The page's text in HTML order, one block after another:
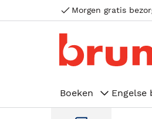
Morgen gratis
Boeken Engelse